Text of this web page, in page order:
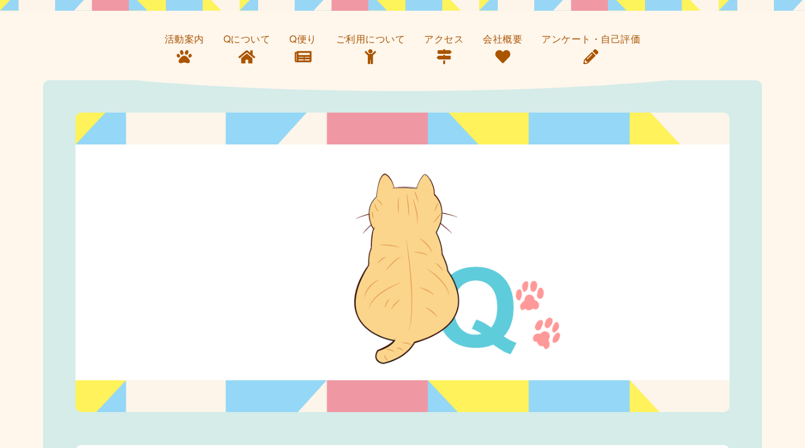
活動案内 Qについて Q便り ご利用について アクセス 会社概要 アンケート・自己評価